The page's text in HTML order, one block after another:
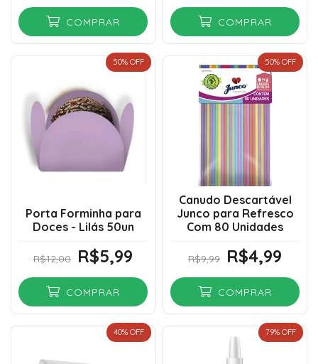
COMPRAR COMPRAR
50% OFF
Porta Forminha para
Doces - Lilás 50un
R$12,00 R$5,99
COMPRAR
50% OFF
Canudo Descartável
Junco para Refresco
Com 80 Unidades
R$9,99 R$4,99
COMPRAR
40% OFF 79% OFF